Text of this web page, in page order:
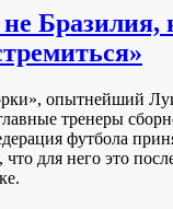
Бразилия,
опытнейший
тренеры
футбола
для него это